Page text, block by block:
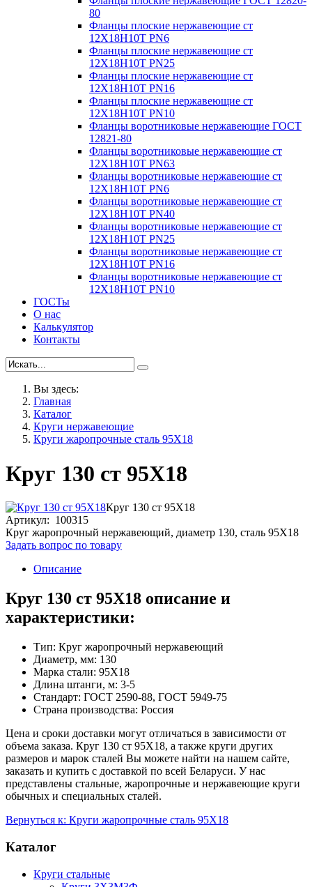
80
Фланцы плоские нержавеющие ст
12Х18Н10Т PN6
Фланцы плоские нержавеющие ст
12Х18Н10Т PN25
Фланцы плоские нержавеющие ст
12Х18Н10Т PN16
Фланцы плоские нержавеющие ст
12Х18Н10Т PN10
Фланцы воротниковые нержавеющие ГОСТ
12821-80
Фланцы воротниковые нержавеющие ст
12Х18Н10Т PN63
Фланцы воротниковые нержавеющие ст
12Х18Н10Т PN6
Фланцы воротниковые нержавеющие ст
12Х18Н10Т PN40
Фланцы воротниковые нержавеющие ст
12Х18Н10Т PN25
Фланцы воротниковые нержавеющие ст
12Х18Н10Т PN16
Фланцы воротниковые нержавеющие ст
12Х18Н10Т PN10
ГОСТы
О нас
Калькулятор
Контакты
Вы здесь:
Главная
Каталог
Круги нержавеющие
Круги жаропрочные сталь 95Х18
Круг 130 ст 95Х18
Круг 130 ст 95Х18
Артикул: 100315
Круг жаропрочный нержавеющий, диаметр 130, сталь 95Х18
Задать вопрос по товару
Описание
Круг 130 ст 95Х18 описание и
характеристики:
Тип: Круг жаропрочный нержавеющий
Диаметр, мм: 130
Марка стали: 95Х18
Длина штанги, м: 3-5
Стандарт: ГОСТ 2590-88, ГОСТ 5949-75
Страна производства: Россия
Цена и сроки доставки могут отличаться в зависимости от
объема заказа. Круг 130 ст 95Х18, а также круги других
размеров и марок сталей Вы можете найти на нашем сайте,
заказать и купить с доставкой по всей Беларуси. У нас
представлены стальные, жаропрочные и нержавеющие круги
обычных и специальных сталей.
Вернуться к: Круги жаропрочные сталь 95Х18
Каталог
Круги стальные